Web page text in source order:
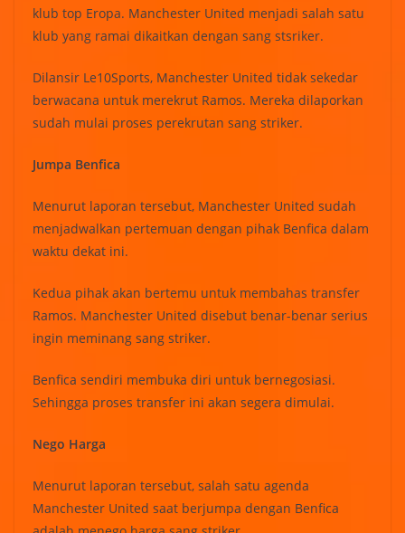
klub top Eropa. Manchester United menjadi salah satu
klub yang ramai dikaitkan dengan sang stsriker.
Dilansir Le10Sports, Manchester United tidak sekedar
berwacana untuk merekrut Ramos. Mereka dilaporkan
sudah mulai proses perekrutan sang striker.
Jumpa Benfica
Menurut laporan tersebut, Manchester United sudah
menjadwalkan pertemuan dengan pihak Benfica dalam
waktu dekat ini.
Kedua pihak akan bertemu untuk membahas transfer
Ramos. Manchester United disebut benar-benar serius
ingin meminang sang striker.
Benfica sendiri membuka diri untuk bernegosiasi.
Sehingga proses transfer ini akan segera dimulai.
Nego Harga
Menurut laporan tersebut, salah satu agenda
Manchester United saat berjumpa dengan Benfica